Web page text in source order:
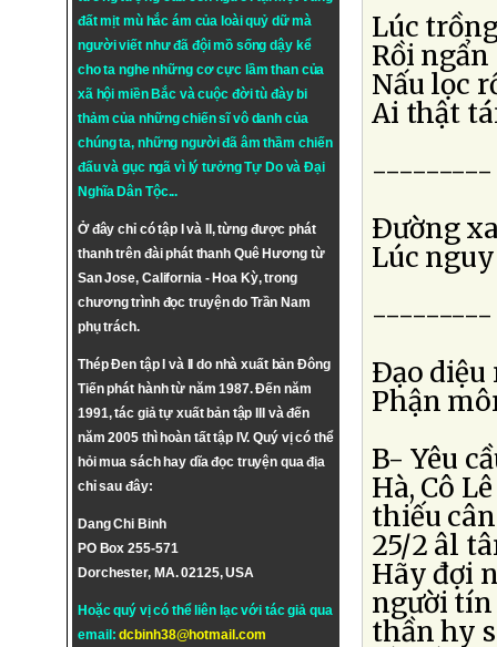
đất mịt mù hắc ám của loài quỷ dữ mà
người viết như đã đội mồ sống dậy kể
cho ta nghe những cơ cực lầm than của
xã hội miền Bắc và cuộc đời tù đày bi
thảm của những chiến sĩ vô danh của
chúng ta, những người đã âm thầm chiến
đấu và gục ngã vì lý tưởngTự DovàĐại
Nghĩa Dân Tộc...
Ở đây chỉ có tập I và II, từng được phát
thanh trên đài phát thanh Quê Hương từ
San Jose, California - Hoa Kỳ, trong
chương trình đọc truyện do Trần Nam
phụ trách.
Thép Đen tập I và II do nhà xuất bản Đông
Tiến phát hành từ năm 1987. Đến năm
1991, tác giả tự xuất bản tập III và đến
năm 2005 thì hoàn tất tập IV. Quý vị có thể
hỏi mua sách hay dĩa đọc truyện qua địa
chỉ sau đây:
Dang Chi Binh
PO Box 255-571
Dorchester, MA. 02125, USA
Hoặc quý vị có thể liên lạc với tác giả qua
email:dcbinh38@hotmail.com
Lúc
Rồi
Nấu lọc
Ai thật
---------
Ðường
Lúc
---------
Ðạo diệu
Phận
B- Yêu
Hà, Cô
thiếu
25/2 âl
Hãy đợi
người tín
thần hy